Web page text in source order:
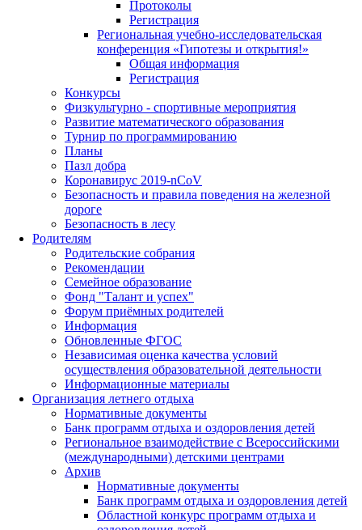
Протоколы
Регистрация
Региональная учебно-исследовательская
конференция «Гипотезы и открытия!»
Общая информация
Регистрация
Конкурсы
Физкультурно - спортивные мероприятия
Развитие математического образования
Турнир по программированию
Планы
Пазл добра
Коронавирус 2019-nCoV
Безопасность и правила поведения на железной
дороге
Безопасность в лесу
Родителям
Родительские собрания
Рекомендации
Семейное образование
Фонд "Талант и успех"
Форум приёмных родителей
Информация
Обновленные ФГОС
Независимая оценка качества условий
осуществления образовательной деятельности
Информационные материалы
Организация летнего отдыха
Нормативные документы
Банк программ отдыха и оздоровления детей
Региональное взаимодействие с Всероссийскими
(международными) детскими центрами
Архив
Нормативные документы
Банк программ отдыха и оздоровления детей
Областной конкурс программ отдыха и